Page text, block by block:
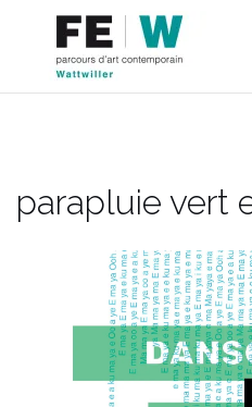
contenu
parapluie vert